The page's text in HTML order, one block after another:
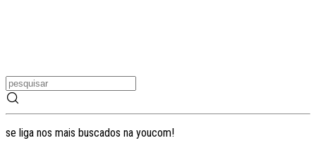
se liga nos mais buscados na youcom!